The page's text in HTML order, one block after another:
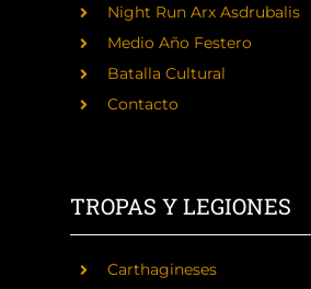
Night Run Arx Asdrubalis
Medio Año Festero
Batalla Cultural
Contacto
TROPAS Y LEGIONES
Carthagineses